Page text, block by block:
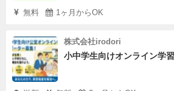
無料 1ヶ月からOK
株式会社irodori
小中学生向けオンライン学